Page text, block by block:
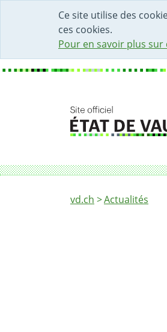
Ce site utilise des
ces cookies.
Pour en savoir plus
DÉBUT DU
ACCÈS AU CHAMP
PAGE D'ACCUEIL
FORMULAIRE DE
Fil d'Ariane
vd.ch Actualités
CinéCivic: lauréats